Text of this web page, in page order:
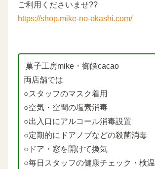
ご利用くださいませ??
https://shop.mike-no-okashi.com/
菓子工房mike・御饌cacao
両店舗では
○スタッフのマスク着用
○空気・空間の塩素消毒
○出入口にアルコール消毒設置
○定期的にドアノブなどの殺菌消毒
○ドア・窓を開けて換気
○毎日スタッフの健康チェック・検温